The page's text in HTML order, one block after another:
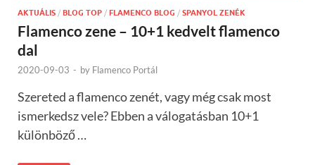
AKTUÁLIS / BLOG TOP / FLAMENCO BLOG / SPANYOL ZENÉK
Flamenco zene – 10+1 kedvelt flamenco
dal
2020-09-03 - by Flamenco Portál
Szereted a flamenco zenét, vagy még csak most
ismerkedsz vele? Ebben a válogatásban 10+1
különböző …